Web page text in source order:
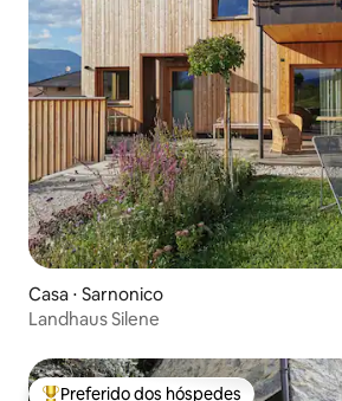
Casa ⋅ Sarnonico
Landhaus Silene
Preferido dos hóspedes